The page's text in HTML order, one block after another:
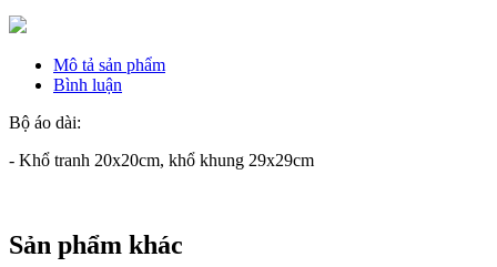
Mô tả sản phẩm
Bình luận
Bộ áo dài:
- Khổ tranh 20x20cm, khổ khung 29x29cm
Sản phẩm khác